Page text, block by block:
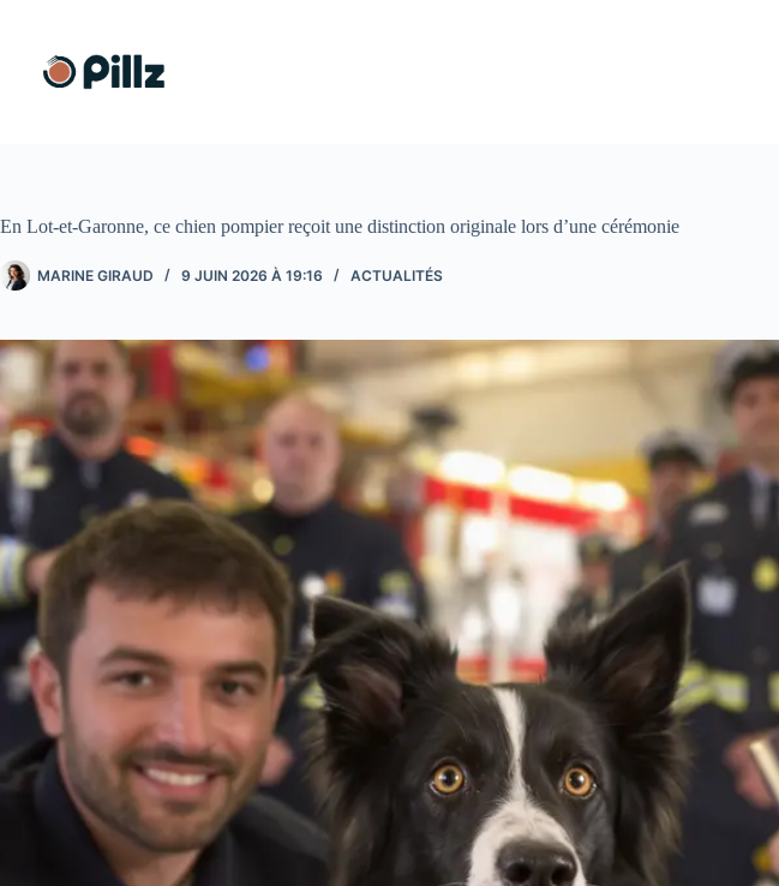
contenu
En Lot-et-Garonne, ce chien pompier reçoit une distinction originale lors d’une cérémonie
MARINE GIRAUD 9 JUIN 2026 À 19:16 ACTUALITÉS